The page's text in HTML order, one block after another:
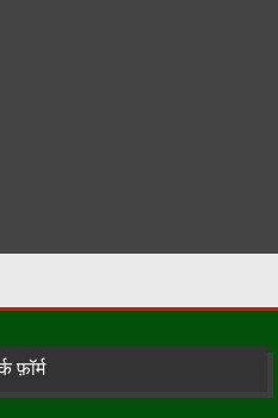
फ़ॉर्म